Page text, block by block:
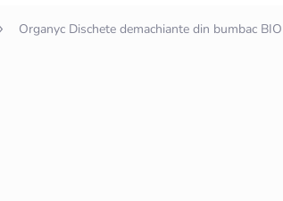
Organyc Dischete demachiante din bumbac